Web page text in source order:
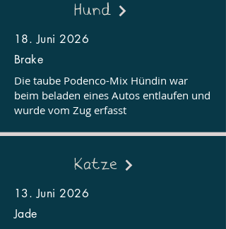
Hund
18. Juni 2026
Brake
Die taube Podenco-Mix Hündin war
beim beladen eines Autos entlaufen und
wurde vom Zug erfasst
Katze
13. Juni 2026
Jade